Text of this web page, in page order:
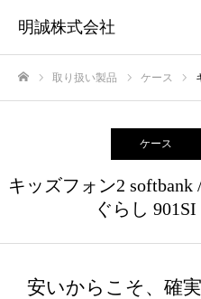
明誠株式会社
取り扱い製品 ケース
ケース
キッズフォン2
ぐらし
安いからこそ、確